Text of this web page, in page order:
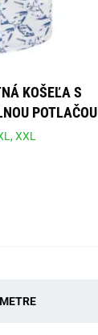
KOŠEĽA S
POTLAČOU
XXL